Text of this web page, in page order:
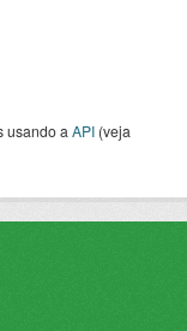
usando a API (veja